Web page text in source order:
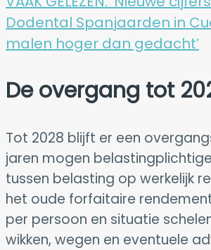
Dodental Spanjaarden in
malen hoger dan gedacht’
De overgang tot
Tot 2028 blijft er een
jaren mogen
tussen belasting op werkelijk
het oude forfaitaire
per persoon en situatie
wikken, wegen en eventuele